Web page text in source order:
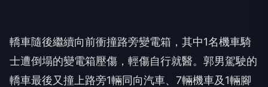
轎車隨後繼續向前衝撞路旁變電箱，其中1名機車騎
士遭倒塌的變電箱壓傷，輕傷自行就醫。郭男駕駛的
轎車最後又撞上路旁1輛同向汽車、7輛機車及1輛腳